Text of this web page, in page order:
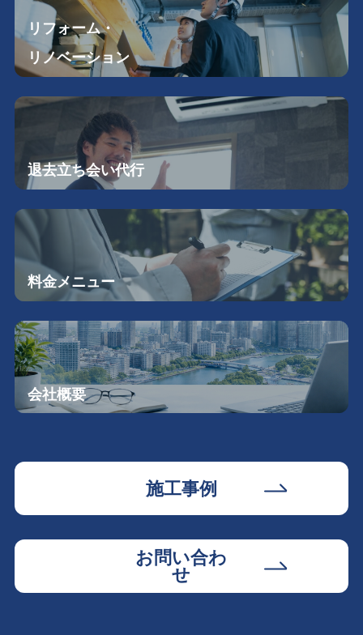
リフォーム・
リノベーション
退去立ち会い代行
料金メニュー
会社概要
施工事例
お問い合わ
せ